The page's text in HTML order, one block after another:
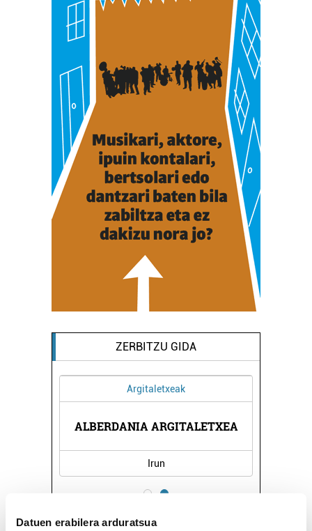
Datuen erabilera arduratsua
ZERBITZU GIDA
Argitaletxeak
ALBERDANIA ARGITALETXEA
Irun